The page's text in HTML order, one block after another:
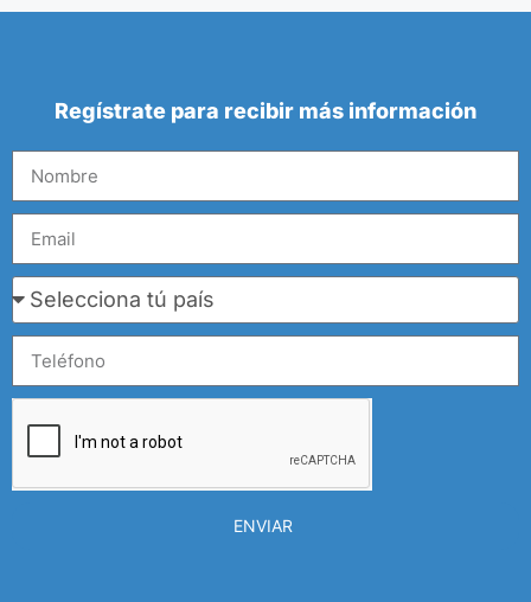
Regístrate para recibir más información
ENVIAR